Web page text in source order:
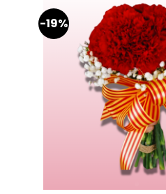
-19%